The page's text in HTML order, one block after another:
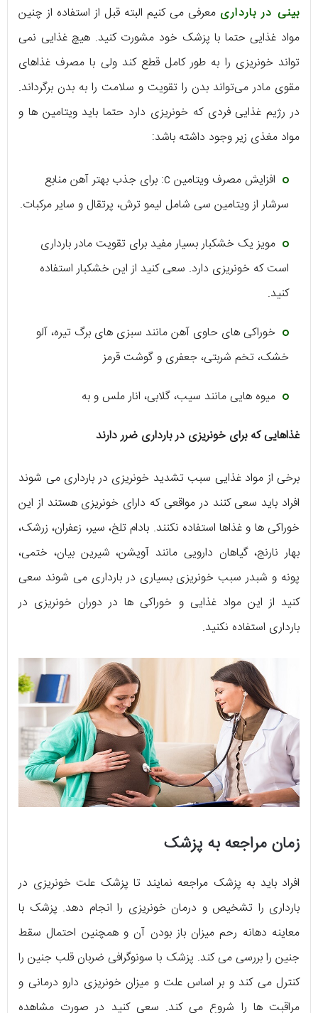
بینی در بارداری معرفی می کنیم البته قبل از استفاده از چنین
مواد غذایی حتما با پزشک خود مشورت کنید. هیچ غذایی نمی
تواند خونریزی را به طور کامل قطع کند ولی با مصرف غذاهای
مقوی مادر می‌تواند بدن را تقویت و سلامت را به بدن برگرداند.
در رژیم غذایی فردی که خونریزی دارد حتما باید ویتامین ها و
مواد مغذی زیر وجود داشته باشد:
افزایش مصرف ویتامین c: برای جذب بهتر آهن منابع
سرشار از ویتامین سی شامل لیمو ترش، پرتقال و سایر مرکبات.
مویز یک خشکبار بسیار مفید برای تقویت مادر بارداری
است که خونریزی دارد. سعی کنید از این خشکبار استفاده
کنید.
خوراکی های حاوی آهن مانند سبزی های برگ تیره، آلو
خشک، تخم شربتی، جعفری و گوشت قرمز
میوه هایی مانند سیب، گلابی، انار ملس و به
غذاهایی که برای خونریزی در بارداری ضرر دارند
برخی از مواد غذایی سبب تشدید خونریزی در بارداری می شوند
افراد باید سعی کنند در مواقعی که دارای خونریزی هستند از این
خوراکی ها و غذاها استفاده نکنند. بادام تلخ، سیر، زعفران، زرشک،
بهار نارنج، گیاهان دارویی مانند آویشن، شیرین بیان، ختمی،
پونه و شبدر سبب خونریزی بسیاری در بارداری می شوند سعی
کنید از این مواد غذایی و خوراکی ها در دوران خونریزی در
بارداری استفاده نکنید.
زمان مراجعه به پزشک
افراد باید به پزشک مراجعه نمایند تا پزشک علت خونریزی در
بارداری را تشخیص و درمان خونریزی را انجام دهد. پزشک با
معاینه دهانه رحم میزان باز بودن آن و همچنین احتمال سقط
جنین را بررسی می کند. پزشک با سونوگرافی ضربان قلب جنین را
کنترل می کند و بر اساس علت و میزان خونریزی دارو درمانی و
مراقبت ها را شروع می کند. سعی کنید در صورت مشاهده